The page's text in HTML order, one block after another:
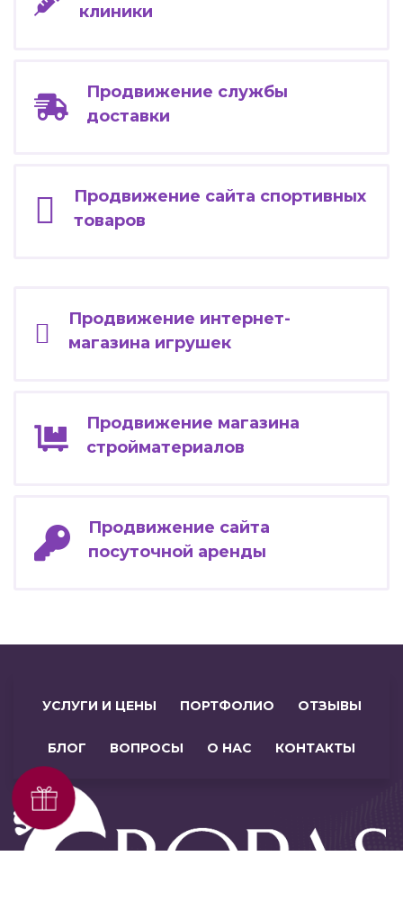
клиники
Продвижение службы
доставки
Продвижение сайта спортивных
товаров
Продвижение интернет-
магазина игрушек
Продвижение магазина
стройматериалов
Продвижение сайта
посуточной аренды
УСЛУГИ И ЦЕНЫ ПОРТФОЛИО ОТЗЫВЫ
БЛОГ ВОПРОСЫ О НАС КОНТАКТЫ